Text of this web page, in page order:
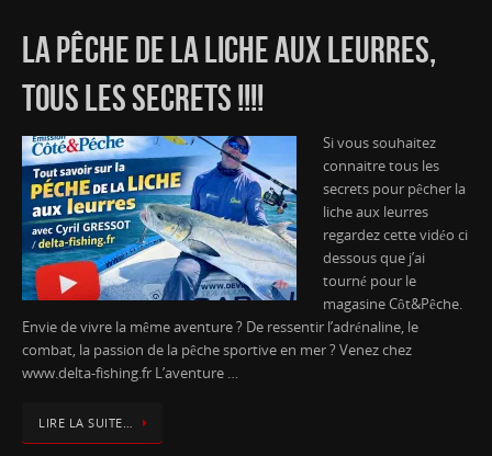
LA PÊCHE DE LA LICHE AUX LEURRES,
TOUS LES SECRETS !!!!
Si vous souhaitez
connaitre tous les
secrets pour pêcher la
liche aux leurres
regardez cette vidéo ci
dessous que j’ai
tourné pour le
magasine Côt&Pêche.
Envie de vivre la même aventure ? De ressentir l’adrénaline, le
combat, la passion de la pêche sportive en mer ? Venez chez
www.delta-fishing.fr L’aventure …
LIRE LA SUITE…